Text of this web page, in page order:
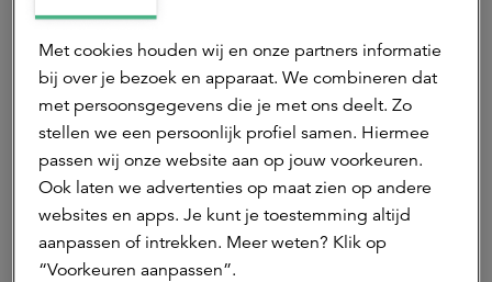
gebruik maken van zijn wettelijke spreekrecht. Dit geeft
de raad de mogelijkheid om voor en tijdens de
Algemene Vergadering van Aandeelhouders over
bepaalde belangrijke voorgenomen bestuursbesluiten
zijn standpunt kenbaar te maken.
Frequentie vergaderingen en samenstelling
De OR wordt via verkiezingen samengesteld voor een
periode van drie jaar. De raad komt twaalfmaal per jaar
in vergadering bijeen en overlegt zesmaal per jaar
Met cookies houden wij en onze partners informatie
bij over je bezoek en apparaat. We combineren dat
met persoonsgegevens die je met ons deelt. Zo
stellen we een persoonlijk profiel samen. Hiermee
passen wij onze website aan op jouw voorkeuren.
Ook laten we advertenties op maat zien op andere
websites en apps. Je kunt je toestemming altijd
aanpassen of intrekken. Meer weten? Klik op
“Voorkeuren aanpassen”.